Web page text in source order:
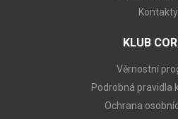
Kontakty
KLUB
Věrnostní
Podrobná pravidla
Ochrana